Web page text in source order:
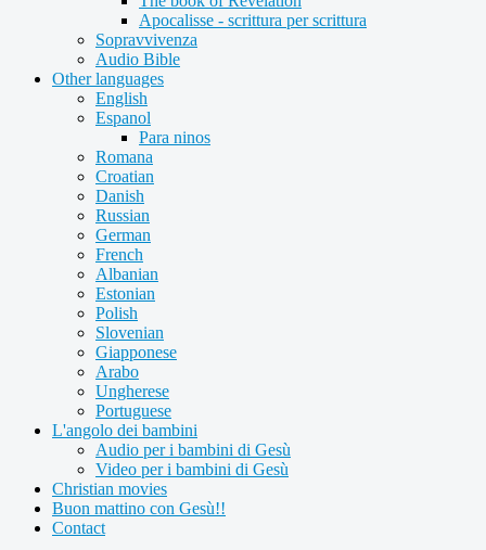
Apocalisse - scrittura per scrittura
Sopravvivenza
Audio Bible
Other languages
English
Espanol
Para ninos
Romana
Croatian
Danish
Russian
German
French
Albanian
Estonian
Polish
Slovenian
Giapponese
Arabo
Ungherese
Portuguese
L'angolo dei bambini
Audio per i bambini di Gesù
Video per i bambini di Gesù
Christian movies
Buon mattino con Gesù!!
Contact